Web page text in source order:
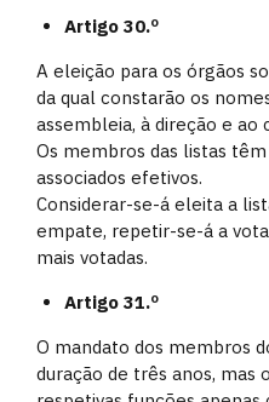
Artigo 30.º
A eleição para os órgãos
da qual constarão os
assembleia, à direção e ao
Os membros das listas
associados efetivos.
Considerar-se-á eleita a
empate, repetir-se-á a
mais votadas.
Artigo 31.º
O mandato dos membros
duração de três anos, mas